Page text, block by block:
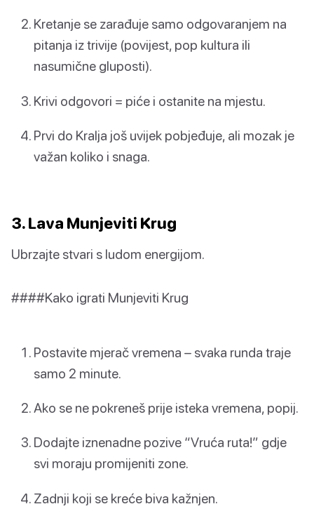
Kretanje se zarađuje samo odgovaranjem na
pitanja iz trivije (povijest, pop kultura ili
nasumične gluposti).
Krivi odgovori = piće i ostanite na mjestu.
Prvi do Kralja još uvijek pobjeđuje, ali mozak je
važan koliko i snaga.
3. Lava Munjeviti Krug
Ubrzajte stvari s ludom energijom.
####Kako igrati Munjeviti Krug
Postavite mjerač vremena – svaka runda traje
samo 2 minute.
Ako se ne pokreneš prije isteka vremena, popij.
Dodajte iznenadne pozive “Vruća ruta!” gdje
svi moraju promijeniti zone.
Zadnji koji se kreće biva kažnjen.